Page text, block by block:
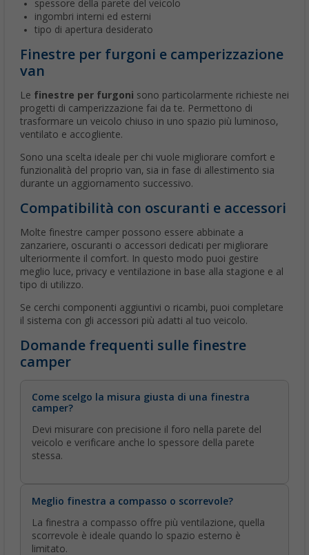
spessore della parete del veicolo
ingombri interni ed esterni
tipo di apertura desiderato
Finestre per furgoni e camperizzazione
van
Le finestre per furgoni sono particolarmente richieste nei
progetti di camperizzazione fai da te. Permettono di
trasformare un veicolo chiuso in uno spazio più luminoso,
ventilato e accogliente.
Sono una scelta ideale per chi vuole migliorare comfort e
funzionalità del proprio van, sia in fase di allestimento sia
durante un aggiornamento successivo.
Compatibilità con oscuranti e accessori
Molte finestre camper possono essere abbinate a
zanzariere, oscuranti o accessori dedicati per migliorare
ulteriormente il comfort. In questo modo puoi gestire
meglio luce, privacy e ventilazione in base alla stagione e al
tipo di utilizzo.
Se cerchi componenti aggiuntivi o ricambi, puoi completare
il sistema con gli accessori più adatti al tuo veicolo.
Domande frequenti sulle finestre
camper
Come scelgo la misura giusta di una finestra
camper?
Devi misurare con precisione il foro nella parete del
veicolo e verificare anche lo spessore della parete
stessa.
Meglio finestra a compasso o scorrevole?
La finestra a compasso offre più ventilazione, quella
scorrevole è ideale quando lo spazio esterno è
limitato.